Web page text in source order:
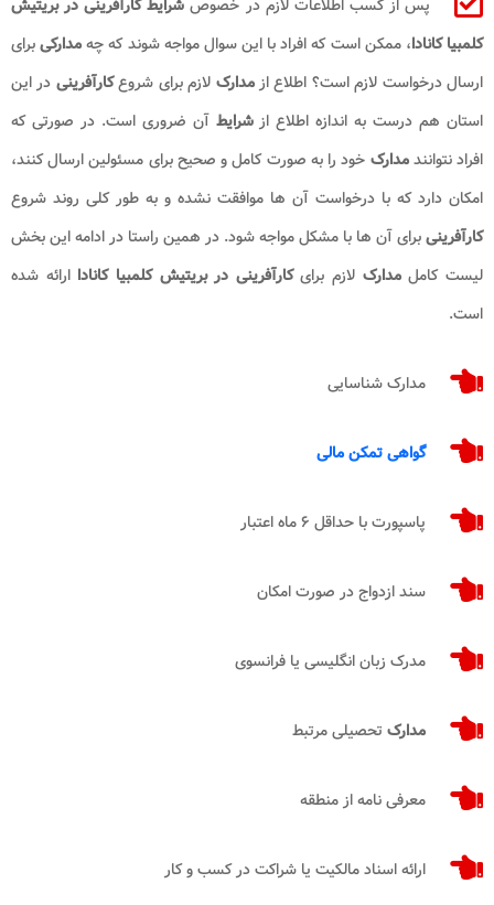
پس از کسب اطلاعات لازم در خصوص شرایط کارآفرینی در بریتیش
کلمبیا کانادا، ممکن است که افراد با این سوال مواجه شوند که چهمدارکیبرای
ارسال درخواست لازم است؟ اطلاع ازمدارک لازم برای شروعکارآفرینی در این
استان هم درست به اندازه اطلاع ازشرایطآن ضروری است. در صورتی که
افراد نتوانندمدارک خود را به صورت کامل و صحیح برای مسئولین ارسال کنند،
امکان دارد که با درخواست آن ها موافقت نشده و به طور کلی روند شروع
کارآفرینیبرای آن ها با مشکل مواجه شود. در همین راستا در ادامه این بخش
لیست کاملمدارک لازم برایکارآفرینی در بریتیش کلمبیا کاناداارائه شده
است.
مدارک شناسایی
گواهی تمکن مالی
پاسپورت با حداقل ۶ ماه اعتبار
سند ازدواج در صورت امکان
مدرک زبان انگلیسی یا فرانسوی
مدارک تحصیلی مرتبط
معرفی نامه از منطقه
ارائه اسناد مالکیت یا شراکت در کسب و کار